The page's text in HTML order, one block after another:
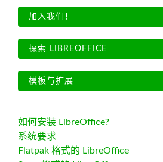
加入我们！
探索 LIBREOFFICE
模板与扩展
如何安装 LibreOffice?
系统要求
Flatpak 格式的 LibreOffice